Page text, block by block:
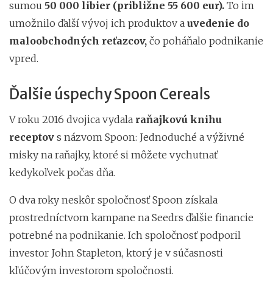
sumou 50 000 libier (približne 55 600 eur). To im
umožnilo ďalší vývoj ich produktov a uvedenie do
maloobchodných reťazcov, čo poháňalo podnikanie
vpred.
Ďalšie úspechy Spoon Cereals
V roku 2016 dvojica vydala raňajkovú knihu
receptov s názvom Spoon: Jednoduché a výživné
misky na raňajky, ktoré si môžete vychutnať
kedykoľvek počas dňa.
O dva roky neskôr spoločnosť Spoon získala
prostredníctvom kampane na Seedrs ďalšie financie
potrebné na podnikanie. Ich spoločnosť podporil
investor John Stapleton, ktorý je v súčasnosti
kľúčovým investorom spoločnosti.